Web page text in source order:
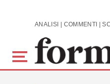
Skip to main content